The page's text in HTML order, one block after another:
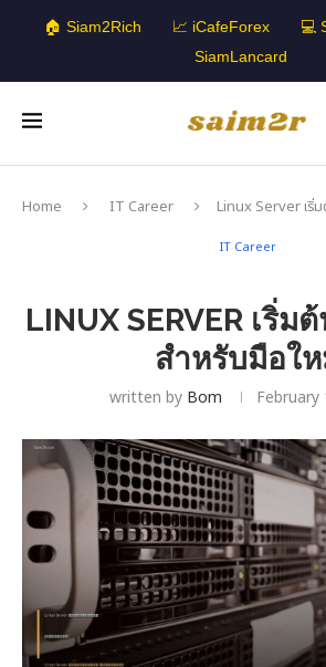
🏠 Siam2Rich 📈 iCafeForex 💻
SiamLancard
Home IT Career Linux Server เริ่
IT Career
LINUX SERVER เริ่ม
สำหรับมือใ
written by Bom February